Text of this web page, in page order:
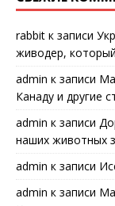
rabbit к записи
живодер,
admin к записи
Канаду и другие
admin к записи
наших животных
admin к записи
admin к записи